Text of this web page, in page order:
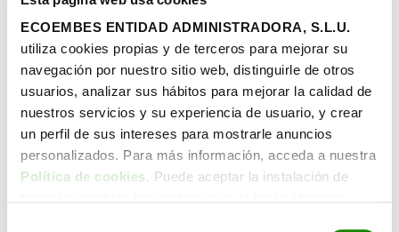
ECOEMBES ENTIDAD ADMINISTRADORA, S.L.U.
utiliza cookies propias y de terceros para mejorar su
navegación por nuestro sitio web, distinguirle de otros
usuarios, analizar sus hábitos para mejorar la calidad de
nuestros servicios y su experiencia de usuario, y crear
un perfil de sus intereses para mostrarle anuncios
personalizados. Para más información, acceda a nuestra
Política de cookies. Puede aceptar la instalación de